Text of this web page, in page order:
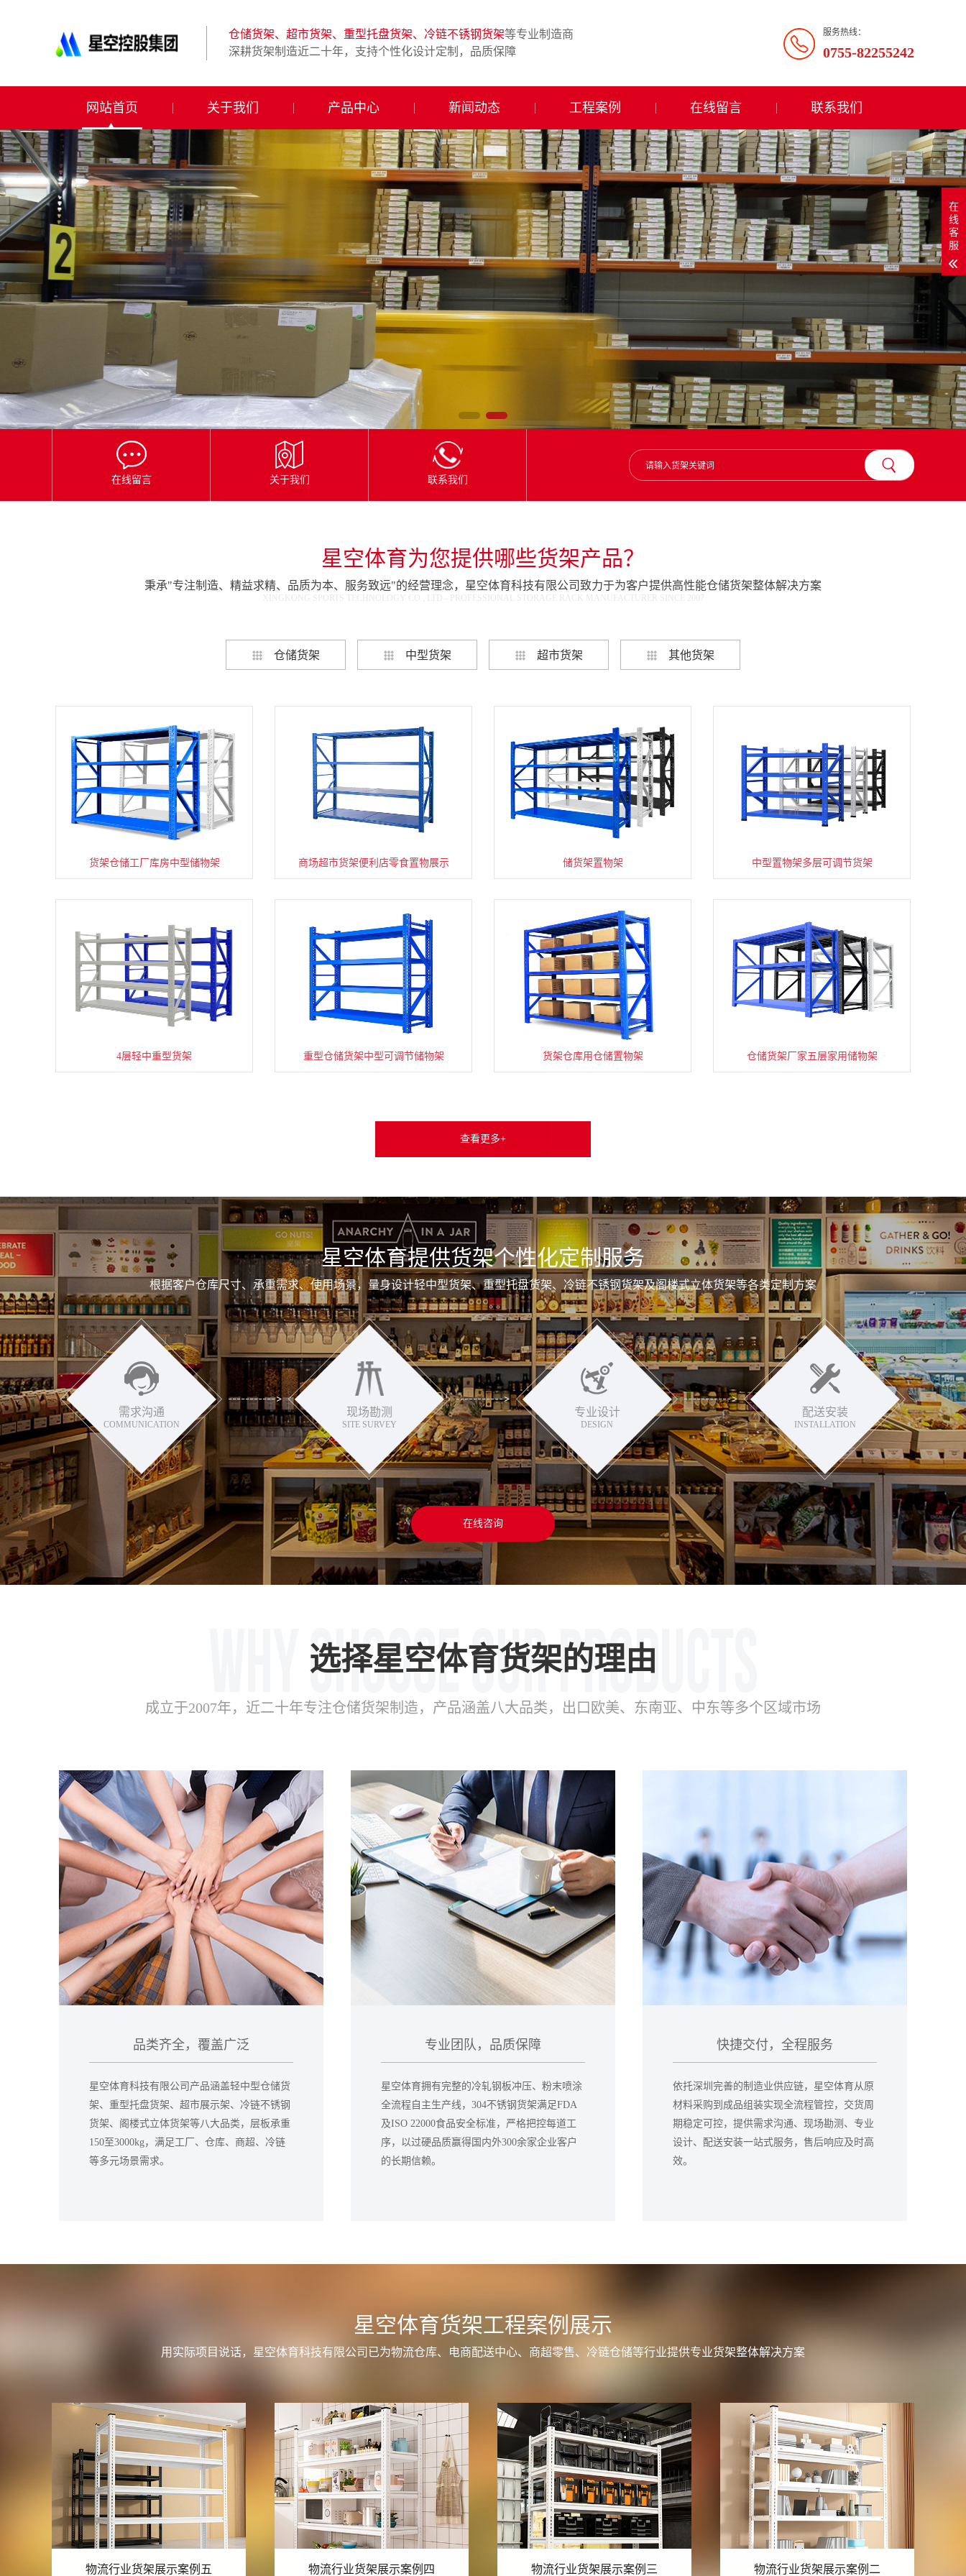
有
仓
储
货
架|
超
货
架|
重
型
货
架
制
造
网
服务热线：
0755-82255242
仓储货架、超市货架、重型托盘货架、冷链不锈钢货架等专业制造商
深耕货架制造近二十年，支持个性化设计定制，品质保障
网站首页 关于我们 产品中心 新闻动态 工程案例 在线留言 联系我们
在线留言 关于我们 联系我们
星空体育为您提供哪些货架产品？
秉承"专注制造、精益求精、品质为本、服务致远"的经营理念，星空体育科技有限公司致力于为客户提供高性能仓储货架整体解决方案
XINGKONG SPORTS TECHNOLOGY CO., LTD - PROFESSIONAL STORAGE RACK MANUFACTURER SINCE 2007
仓储货架 中型货架 超市货架 其他货架
货架仓储工厂库房中型储物架 商场超市货架便利店零食置物展示 储货架置物架 中型置物架多层可调节货架
4层轻中重型货架 重型仓储货架中型可调节储物架 货架仓库用仓储置物架 仓储货架厂家五层家用储物架
家用货架置物架多层阳台收纳 速装货架多层置物架 超市零食储物架快递货物架 货架仓库用仓储置物架四层展示架
查看更多+
星空体育提供货架个性化定制服务
根据客户仓库尺寸、承重需求、使用场景，量身设计轻中型货架、重型托盘货架、冷链不锈钢货架及阁楼式立体货架等各类定制方案
需求沟通
COMMUNICATION
现场勘测
SITE SURVEY
专业设计
DESIGN
配送安装
INSTALLATION
在线咨询
选择星空体育货架的理由
成立于2007年，近二十年专注仓储货架制造，产品涵盖八大品类，出口欧美、东南亚、中东等多个区域市场
品类齐全，覆盖广泛
星空体育科技有限公司产品涵盖轻中型仓储货
架、重型托盘货架、超市展示架、冷链不锈钢
货架、阁楼式立体货架等八大品类，层板承重
150至3000kg，满足工厂、仓库、商超、冷链
等多元场景需求。
专业团队，品质保障
星空体育拥有完整的冷轧钢板冲压、粉末喷涂
全流程自主生产线，304不锈钢货架满足FDA
及ISO 22000食品安全标准，严格把控每道工
序，以过硬品质赢得国内外300余家企业客户
的长期信赖。
快捷交付，全程服务
依托深圳完善的制造业供应链，星空体育从原
材料采购到成品组装实现全流程管控，交货周
期稳定可控，提供需求沟通、现场勘测、专业
设计、配送安装一站式服务，售后响应及时高
效。
星空体育货架工程案例展示
用实际项目说话，星空体育科技有限公司已为物流仓库、电商配送中心、商超零售、冷链仓储等行业提供专业货架整体解决方案
物流行业货架展示案例四 物流行业货架展示案例三 物流行业货架展示案例二 物流行业货架展示案例一
在
线
客
服